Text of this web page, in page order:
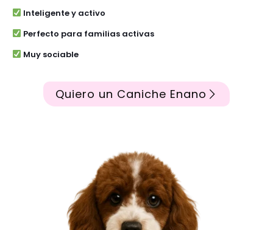
Inteligente y activo
Perfecto para familias activas
Muy sociable
Quiero un Caniche Enano